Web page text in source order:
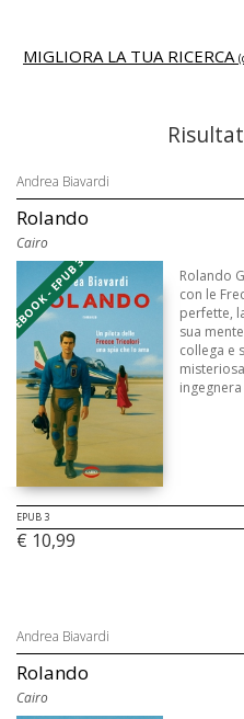
MIGLIORA LA TUA RICERCA
Andrea Biavardi
Rolando
Cairo
EBOOK - EPUB 3
Rolando
con le
perfette,
sua
collega e
EPUB 3
€ 10,99
Andrea Biavardi
Rolando
Cairo